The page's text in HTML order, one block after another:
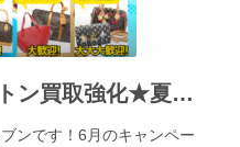
2026年8月はルイヴィトン買取強化★夏休みの出費、不要品でカバー出来ます!!!
ンです！6月のキャンペー